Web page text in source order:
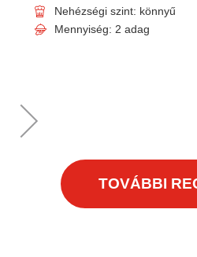
Nehézségi szint: könnyű
Mennyiség: 2 adag
TOVÁBBI